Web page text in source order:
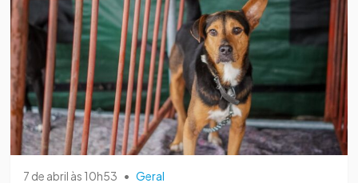
7 de abril às 10h53 • Geral